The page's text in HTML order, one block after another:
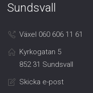
Sundsvall
Växel 060 606 11 61
Kyrkogatan 5
852 31 Sundsvall
Skicka e-post